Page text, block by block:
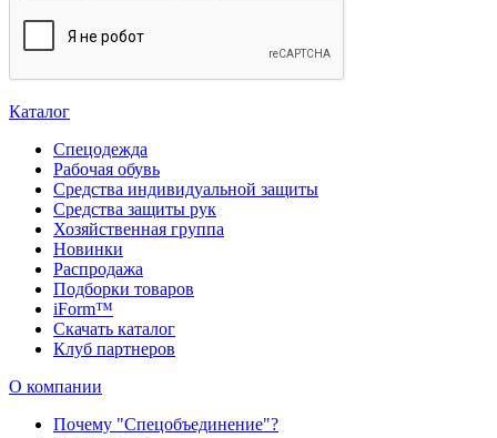
Каталог
Спецодежда
Рабочая обувь
Средства индивидуальной защиты
Средства защиты рук
Хозяйственная группа
Новинки
Распродажа
Подборки товаров
iForm™
Скачать каталог
Клуб партнеров
О компании
Почему "Спецобъединение"?